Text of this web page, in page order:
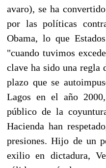
avaro), se ha
por las políticas
Obama, lo que
"cuando tuvimos
clave ha sido una regla
plazo que se
Lagos en el año
público de la
Hacienda han
presiones. Hijo de un
exilio en dictadura,